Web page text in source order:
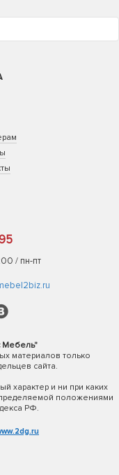
/ пн-пт
Мебель"
материалов только
сайта.
характер и ни при каких
положениями
РФ.